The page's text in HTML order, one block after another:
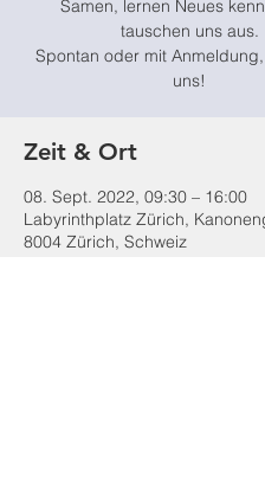
Samen, lernen Neues
tauschen uns aus.
Spontan oder mit
Zeit & Ort
08. Sept. 2022, 09:30 – 16:00
Labyrinthplatz Zürich,
8004 Zürich, Schweiz